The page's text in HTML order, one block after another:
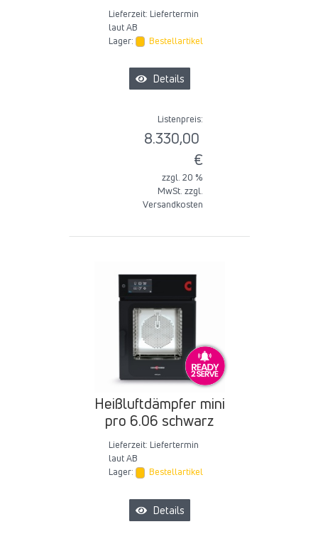
Lieferzeit: Liefertermin
laut AB
Lager:
Bestellartikel
Details
Listenpreis:
8.330,00
€
zzgl. 20 %
MwSt. zzgl.
Versandkosten
Heißluftdämpfer mini
pro 6.06 schwarz
Lieferzeit: Liefertermin
laut AB
Lager:
Bestellartikel
Details